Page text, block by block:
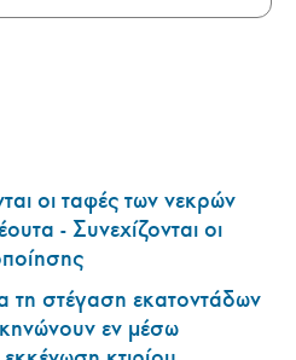
οι ταφές των νεκρών
- Συνεχίζονται οι
τη στέγαση εκατοντάδων
εν μέσω